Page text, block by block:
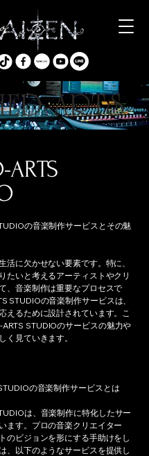
ARTS
の音楽制作サービスとその魅
活に欠かせない要素です。特に、
たいと考えるアーティストやクリ
、音楽制作は重要なプロセスで
STUDIOの音楽制作サービスは、
えるために設計されています。こ
ARTS STUDIOのサービスの魅力や
く見ていきます。
の音楽制作サービスとは
は、音楽制作に特化したサー
ます。プロの音楽クリエイター
のビジョンを形にする手助けをし
、以下のようなサービスを提供し